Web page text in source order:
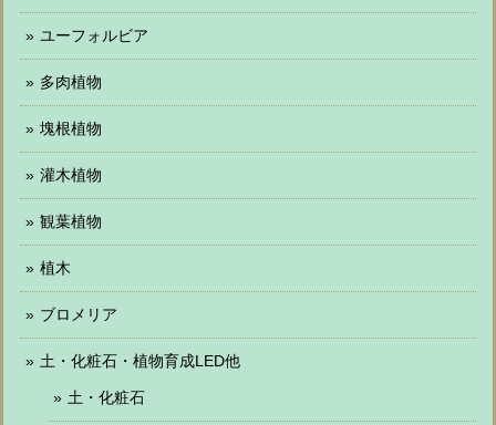
ユーフォルビア
多肉植物
塊根植物
灌木植物
観葉植物
植木
ブロメリア
土・化粧石・植物育成LED他
土・化粧石